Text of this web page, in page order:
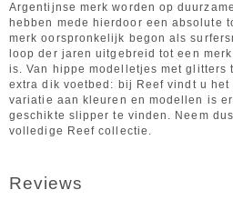
Argentijnse merk worden op
hebben mede hierdoor een absolute
merk oorspronkelijk begon als
loop der jaren uitgebreid tot een
is. Van hippe modelletjes met glitters
extra dik voetbed: bij Reef vindt u
variatie aan kleuren en modellen is
geschikte slipper te vinden. Neem
volledige Reef collectie.
Reviews